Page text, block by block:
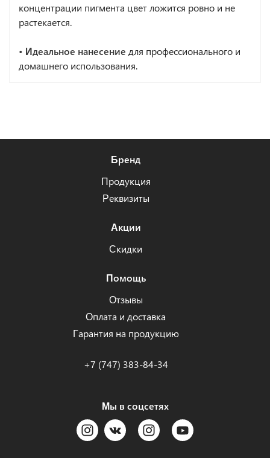
концентрации пигмента цвет ложится ровно и не
растекается.
• Идеальное нанесение для профессионального и
домашнего использования.
Бренд
Продукция
Реквизиты
Акции
Скидки
Помощь
Отзывы
Оплата и доставка
Гарантия на продукцию
+7 (747) 383-84-34
Мы в соцсетях